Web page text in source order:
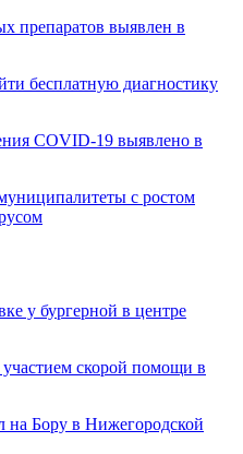
препаратов выявлен в
бесплатную диагностику
COVID-19 выявлено в
с ростом
у бургерной в центре
скорой помощи в
на Бору в Нижегородской